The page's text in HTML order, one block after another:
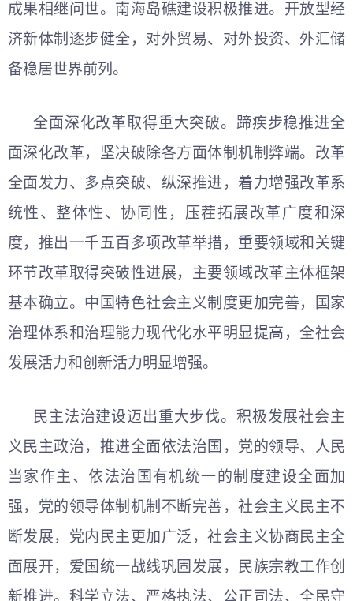
成果相继问世。南海岛礁建设积极推进。开放型经
济新体制逐步健全，对外贸易、对外投资、外汇储
备稳居世界前列。
全面深化改革取得重大突破。蹄疾步稳推进全
面深化改革，坚决破除各方面体制机制弊端。改革
全面发力、多点突破、纵深推进，着力增强改革系
统性、整体性、协同性，压茬拓展改革广度和深
度，推出一千五百多项改革举措，重要领域和关键
环节改革取得突破性进展，主要领域改革主体框架
基本确立。中国特色社会主义制度更加完善，国家
治理体系和治理能力现代化水平明显提高，全社会
发展活力和创新活力明显增强。
民主法治建设迈出重大步伐。积极发展社会主
义民主政治，推进全面依法治国，党的领导、人民
当家作主、依法治国有机统一的制度建设全面加
强，党的领导体制机制不断完善，社会主义民主不
断发展，党内民主更加广泛，社会主义协商民主全
面展开，爱国统一战线巩固发展，民族宗教工作创
新推进。科学立法、严格执法、公正司法、全民守